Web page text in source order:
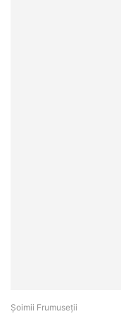
Șoimii Frumuseții